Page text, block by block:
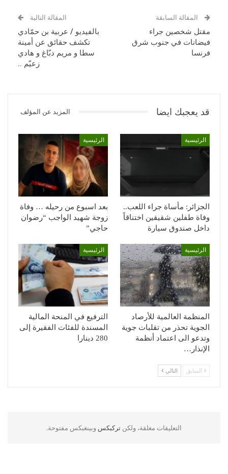
المقالة السابقة
مقتل شخصين جراء
فيضانات في جنوب شرق
فرنسا
المقالة التالية
بالفيديو / عربية بن حمّادي
تكشف حقائق عن أمينة
سطا و مريم دبّاغ و هادي
زعيّم ..
قد يعجبك ايضا المزيد عن المؤلف
الرئيسية
الجزائر: مأساة جراء اللعب..
وفاة طفلين شقيقين اختناقاً
داخل صندوق سيارة
الرئيسية
بعد اسبوع من رحيله … وفاة
زوجة شهيد الواجب “رضوان
حاجي”
الرئيسية
المنظمة العالمية للأرصاد
الجوية تحذر من تقلبات جوية
وتدعو الى اعتماد أنظمة
الإنذار…
الرئيسية
الترفيع في المنحة المالية
المسندة للفئات الفقيرة إلى
280 دينارا
السابق التالي
التعليقات مغلقة، ولكن تركبكس وبينغبكس مفتوحة.